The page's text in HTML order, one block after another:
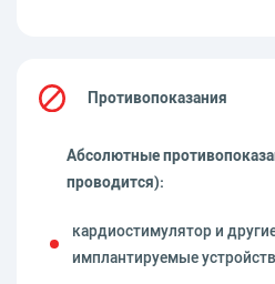
Противопоказания
Абсолютные
проводится):
кардиостимулятор и
имплантируемые